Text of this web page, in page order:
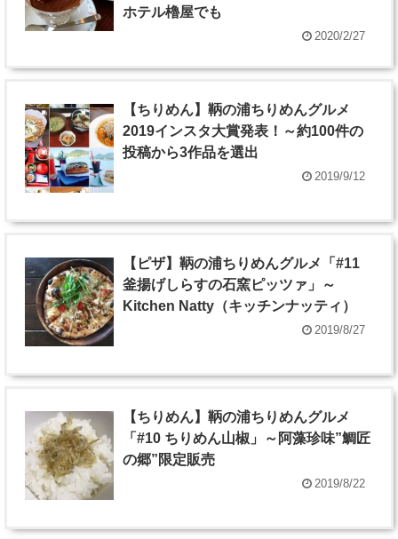
ホテル櫓屋でも
2020/2/27
【ちりめん】鞆の浦ちりめんグルメ
2019インスタ大賞発表！～約100件の
投稿から3作品を選出
2019/9/12
【ピザ】鞆の浦ちりめんグルメ「#11
釜揚げしらすの石窯ピッツァ」～
Kitchen Natty（キッチンナッティ）
2019/8/27
【ちりめん】鞆の浦ちりめんグルメ
「#10 ちりめん山椒」～阿藻珍味”鯛匠
の郷”限定販売
2019/8/22